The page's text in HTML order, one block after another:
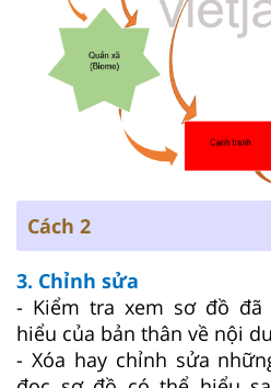
Cách 2
3. Chỉnh sửa
- Kiểm tra xem sơ đồ đã
hiểu của bản thân về nội
- Xóa hay chỉnh sửa